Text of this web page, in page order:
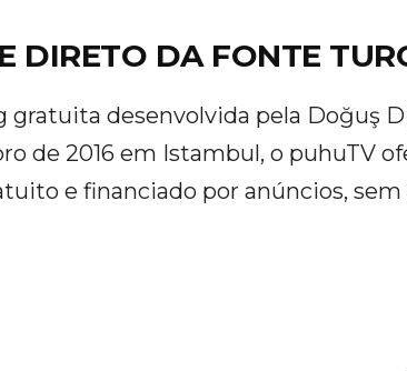
DIRETO DA FONTE
desenvolvida pela Doğuş
de 2016 em Istambul, o puhuTV
e financiado por anúncios,